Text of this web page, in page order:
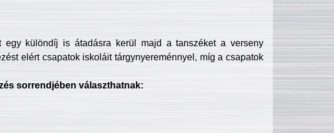
különdíj is átadásra kerül majd a tanszéket a verseny
elért csapatok iskoláit tárgynyereménnyel, míg a csapatok
sorrendjében választhatnak: